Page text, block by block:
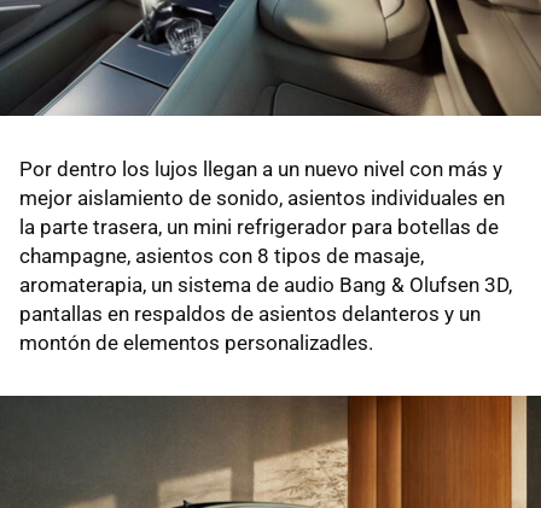
Por dentro los lujos llegan a un nuevo nivel con más y
mejor aislamiento de sonido, asientos individuales en
la parte trasera, un mini refrigerador para botellas de
champagne, asientos con 8 tipos de masaje,
aromaterapia, un sistema de audio Bang & Olufsen 3D,
pantallas en respaldos de asientos delanteros y un
montón de elementos personalizadles.